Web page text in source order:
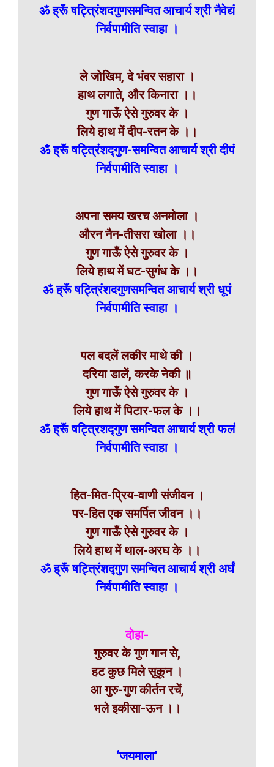
ॐ ह्रूॅं षट्त्रिंशदगुणसमन्वित आचार्य श्री नैवेद्यं
निर्वपामीति स्वाहा ।
ले जोखिम, दे भंवर सहारा ।
हाथ लगाते, और किनारा ।।
गुण गाऊँ ऐसे गुरुवर के ।
लिये हाथ में दीप-रतन के ।।
ॐ ह्रूॅं षट्त्रिंशद्गुण-समन्वितआचार्य श्रीदीपं
निर्वपामीति स्वाहा ।
अपना समय खरच अनमोला ।
औरन नैन-तीसरा खोला ।।
गुण गाऊँ ऐसे गुरुवर के ।
लिये हाथ में घट-सुगंध के ।।
ॐ ह्रूॅं षट्त्रिंशदगुणसमन्वित आचार्य श्री धूपं
निर्वपामीति स्वाहा ।
पल बदलें लकीर माथे की ।
दरिया डालें, करके नेकी ॥
गुण गाऊँ ऐसे गुरुवर के ।
लिये हाथ में पिटार-फल के ।।
ॐ ह्रूॅं षट्त्रिशद्गुण समन्वित आचार्य श्री फलं
निर्वपामीति स्वाहा ।
हित-मित-प्रिय-वाणी संजीवन ।
पर-हित एक समर्पित जीवन ।।
गुण गाऊँ ऐसे गुरुवर के ।
लिये हाथ में थाल-अरघ के ।।
ॐ ह्रूॅं षट्त्रिंशद्गुण समन्वित आचार्य श्री अर्घं
निर्वपामीति स्वाहा ।
दोहा-
गुरुवर के गुण गान से,
हट कुछ मिले सुकून ।
आ गुरु-गुण कीर्तन रचें,
भले इकीसा-ऊन ।।
‘जयमाला’